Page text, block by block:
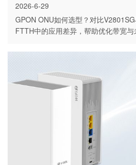
2026-6-29
GPON ONU如何选型？对比
FTTH中的应用差异，帮助优化带宽与